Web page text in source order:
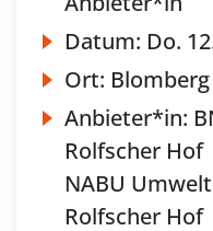
Datum: Do.
Ort: Blomberg
Anbieter*in:
Rolfscher Hof
NABU
Rolfscher Hof